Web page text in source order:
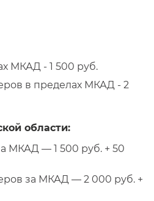
МКАД - 1 500 руб.
в пределах МКАД - 2
области:
МКАД — 1 500 руб. + 50
за МКАД — 2 000 руб. +